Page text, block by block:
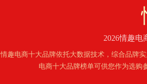
2026情趣
情趣电商十大品牌依托大数据技术，综合品牌
电商十大品牌榜单可供您作为选购